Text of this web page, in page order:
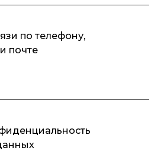
по телефону,
почте